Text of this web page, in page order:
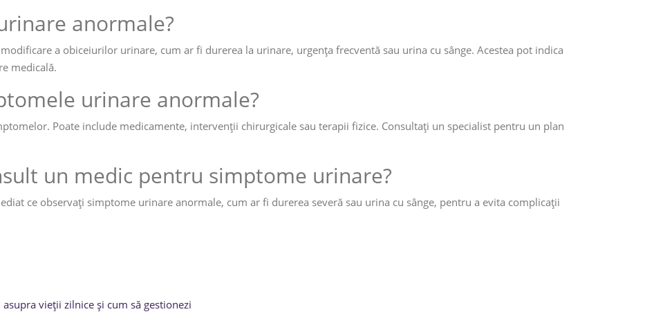
anormale?
a obiceiurilor urinare, cum ar fi durerea la urinare, urgența frecventă sau urina cu sânge. Acestea pot indica
medicală.
urinare anormale?
Poate include medicamente, intervenții chirurgicale sau terapii fizice. Consultați un specialist pentru un plan
un medic pentru simptome urinare?
ce observați simptome urinare anormale, cum ar fi durerea severă sau urina cu sânge, pentru a evita complicații
vieții zilnice și cum să gestionezi